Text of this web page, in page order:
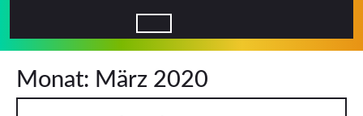
Open
Button
Monat: März 2020